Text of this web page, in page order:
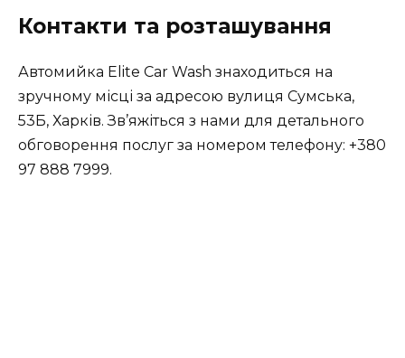
Контакти та розташування
Автомийка Elite Car Wash знаходиться на
зручному місці за адресою вулиця Сумська,
53Б, Харків. Зв’яжіться з нами для детального
обговорення послуг за номером телефону: +380
97 888 7999.